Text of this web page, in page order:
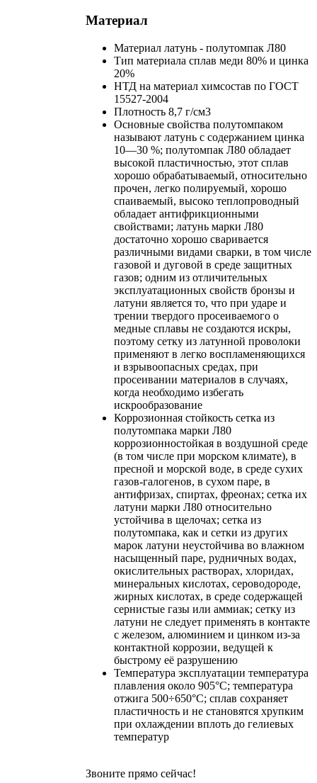
Материал
Материал латунь - полутомпак Л80
Тип материала сплав меди 80% и цинка
20%
НТД на материал химсостав по ГОСТ
15527-2004
Плотность 8,7 г/см3
Основные свойства полутомпаком
называют латунь с содержанием цинка
10—30 %; полутомпак Л80 обладает
высокой пластичностью, этот сплав
хорошо обрабатываемый, относительно
прочен, легко полируемый, хорошо
спаиваемый, высоко теплопроводный
обладает антифрикционными
свойствами; латунь марки Л80
достаточно хорошо сваривается
различными видами сварки, в том числе
газовой и дуговой в среде защитных
газов; одним из отличительных
эксплуатационных свойств бронзы и
латуни является то, что при ударе и
трении твердого просеиваемого о
медные сплавы не создаются искры,
поэтому сетку из латунной проволоки
применяют в легко воспламеняющихся
и взрывоопасных средах, при
просеивании материалов в случаях,
когда необходимо избегать
искрообразование
Коррозионная стойкость сетка из
полутомпака марки Л80
коррозионностойкая в воздушной среде
(в том числе при морском климате), в
пресной и морской воде, в среде сухих
газов-галогенов, в сухом паре, в
антифризах, спиртах, фреонах; сетка их
латуни марки Л80 относительно
устойчива в щелочах; сетка из
полутомпака, как и сетки из других
марок латуни неустойчива во влажном
насыщенный паре, рудничных водах,
окислительных растворах, хлоридах,
минеральных кислотах, сероводороде,
жирных кислотах, в среде содержащей
сернистые газы или аммиак; сетку из
латуни не следует применять в контакте
с железом, алюминием и цинком из-за
контактной коррозии, ведущей к
быстрому её разрушению
Температура эксплуатации температура
плавления около 905°C; температура
отжига 500÷650°C; сплав сохраняет
пластичность и не становятся хрупким
при охлаждении вплоть до гелиевых
температур
Звоните прямо сейчас!